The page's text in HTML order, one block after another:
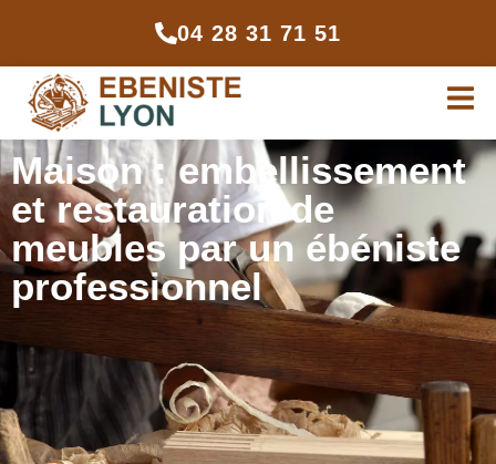
04 28 31 71 51
Maison : embellissement
et restauration de
meubles par un ébéniste
professionnel